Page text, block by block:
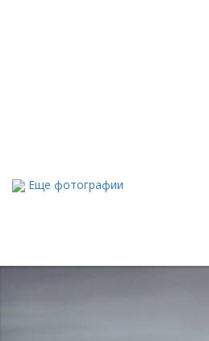
Еще фотографии